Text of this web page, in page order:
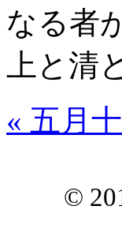
なる者
上と清
« 五月
©